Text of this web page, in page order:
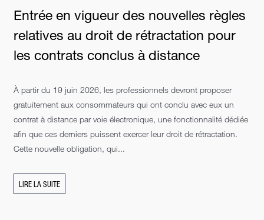
Entrée en vigueur des nouvelles règles
relatives au droit de rétractation pour
les contrats conclus à distance
À partir du 19 juin 2026, les professionnels devront proposer
gratuitement aux consommateurs qui ont conclu avec eux un
contrat à distance par voie électronique, une fonctionnalité dédiée
afin que ces derniers puissent exercer leur droit de rétractation.
Cette nouvelle obligation, qui...
LIRE LA SUITE